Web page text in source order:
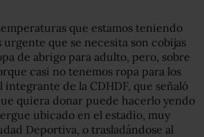
que estamos teniendo
urgente que se necesita son cobijas
de abrigo para adulto, pero, sobre
casi no tenemos ropa para los
integrante de la CDHDF, que señaló
quiera donar puede hacerlo yendo
ubicado en el estadio, muy
Deportiva, o trasladándose al